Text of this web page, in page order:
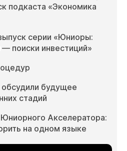
подкаста «Экономика
серии «Юниоры:
— поиски инвестиций»
будущее
стадий
Акселератора:
на одном языке